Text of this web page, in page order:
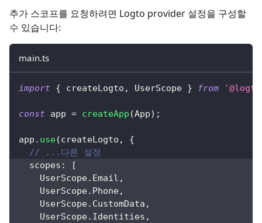
추가 스코프를 요청하려면 Logto provider 설정을 구성할
수 있습니다:
main.ts
import { createLogto , UserScope } from
const app = createApp (App) ;
app . use(createLogto ,
{
// ...다른 설정
  scopes
:
[
    UserScope
. Email ,
    UserScope
. Phone,
    UserScope
. CustomData ,
    UserScope
. Identities ,